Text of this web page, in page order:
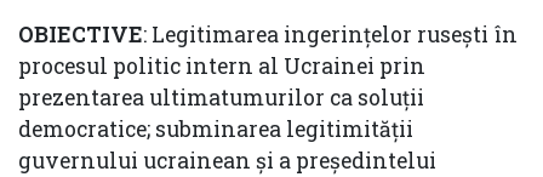
OBIECTIVE: Legitimarea ingerințelor rusești în
procesul politic intern al Ucrainei prin
prezentarea ultimatumurilor ca soluții
democratice; subminarea legitimității
guvernului ucrainean și a președintelui